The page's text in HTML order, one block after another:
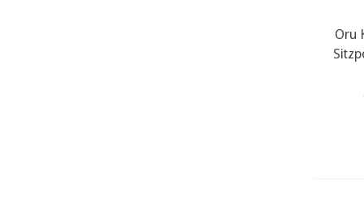
Oru